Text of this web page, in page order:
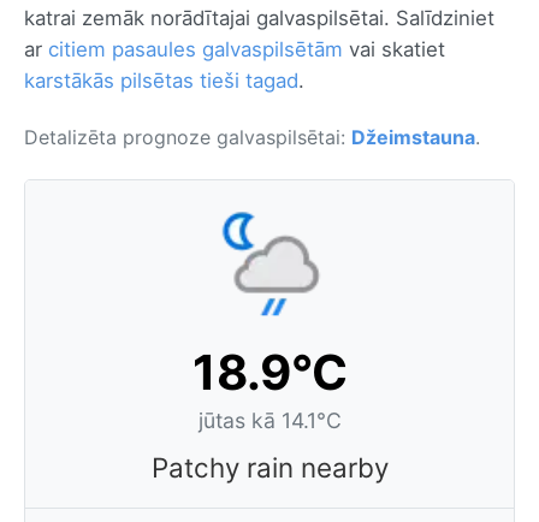
katrai zemāk norādītajai galvaspilsētai. Salīdziniet
ar citiem pasaules galvaspilsētām vai skatiet
karstākās pilsētas tieši tagad.
Detalizēta prognoze galvaspilsētai: Džeimstauna.
18.9°C
jūtas kā 14.1°C
Patchy rain nearby